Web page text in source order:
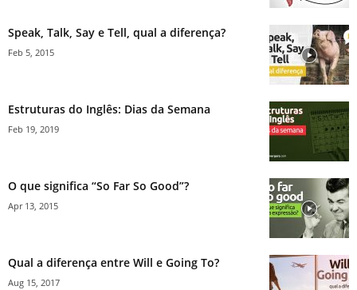
Speak, Talk, Say e Tell, qual a diferença?
Feb 5, 2015
Estruturas do Inglês: Dias da Semana
Feb 19, 2019
O que significa “So Far So Good”?
Apr 13, 2015
Qual a diferença entre Will e Going To?
Aug 15, 2017